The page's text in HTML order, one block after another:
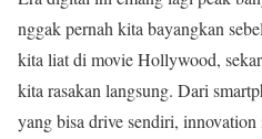
nggak pernah kita bayangkan
kita liat di movie Hollywood,
kita rasakan langsung. Dari
yang bisa drive sendiri,